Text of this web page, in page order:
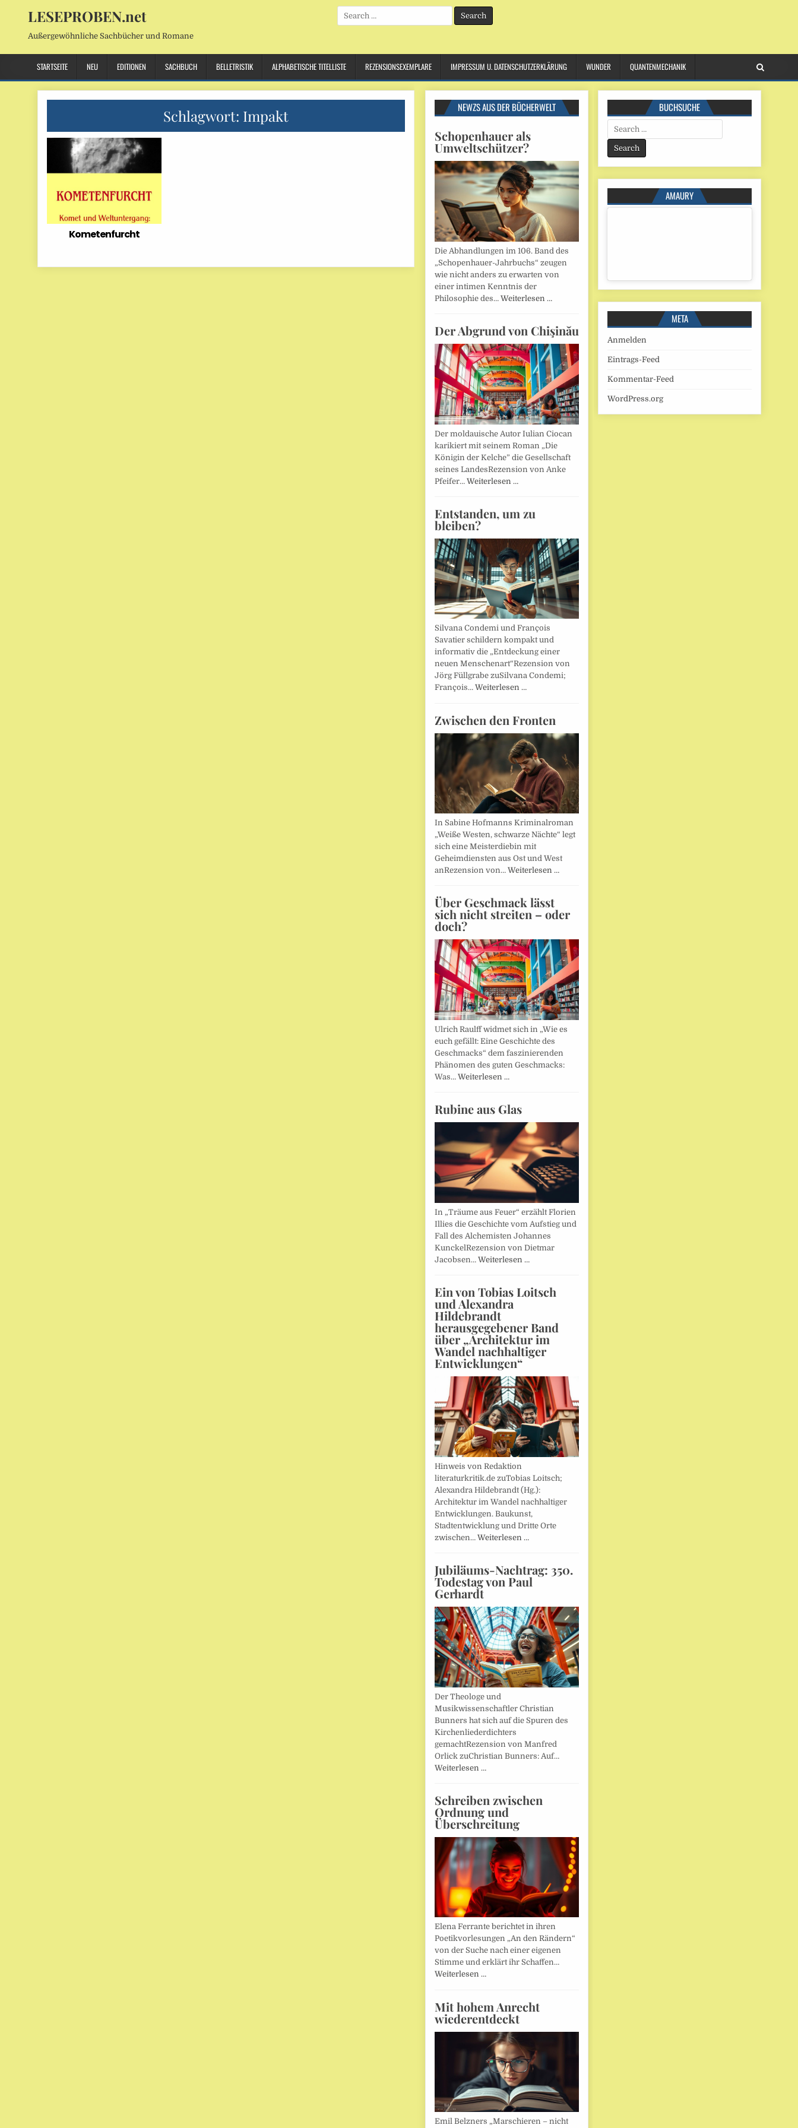
LESEPROBEN.net
Außergewöhnliche Sachbücher und Romane
Search
for:
STARTSEITE NEU EDITIONEN SACHBUCH BELLETRISTIK ALPHABETISCHE TITELLISTE REZENSIONSEXEMPLARE IMPRESSUM U. DATENSCHUTZERKLÄRUNG WUNDER QUANTENMECHANIK
Schlagwort: Impakt
Kometenfurcht
NEWZS AUS DER BÜCHERWELT
Schopenhauer als
Umweltschützer?
Die Abhandlungen im 106. Band des
„Schopenhauer-Jahrbuchs“ zeugen
wie nicht anders zu erwarten von
einer intimen Kenntnis der
Philosophie des… Weiterlesen …
Der Abgrund von Chişinău
Der moldauische Autor Iulian Ciocan
karikiert mit seinem Roman „Die
Königin der Kelche” die Gesellschaft
seines LandesRezension von Anke
Pfeifer… Weiterlesen …
Entstanden, um zu
bleiben?
Silvana Condemi und François
Savatier schildern kompakt und
informativ die „Entdeckung einer
neuen Menschenart“Rezension von
Jörg Füllgrabe zuSilvana Condemi;
François… Weiterlesen …
Zwischen den Fronten
In Sabine Hofmanns Kriminalroman
„Weiße Westen, schwarze Nächte“ legt
sich eine Meisterdiebin mit
Geheimdiensten aus Ost und West
anRezension von… Weiterlesen …
Über Geschmack lässt
sich nicht streiten – oder
doch?
Ulrich Raulff widmet sich in „Wie es
euch gefällt: Eine Geschichte des
Geschmacks“ dem faszinierenden
Phänomen des guten Geschmacks:
Was… Weiterlesen …
Rubine aus Glas
In „Träume aus Feuer“ erzählt Florien
Illies die Geschichte vom Aufstieg und
Fall des Alchemisten Johannes
KunckelRezension von Dietmar
Jacobsen… Weiterlesen …
Ein von Tobias Loitsch
und Alexandra
Hildebrandt
herausgegebener Band
über „Architektur im
Wandel nachhaltiger
Entwicklungen“
Hinweis von Redaktion
literaturkritik.de zuTobias Loitsch;
Alexandra Hildebrandt (Hg.):
Architektur im Wandel nachhaltiger
Entwicklungen. Baukunst,
Stadtentwicklung und Dritte Orte
zwischen… Weiterlesen …
Jubiläums-Nachtrag: 350.
Todestag von Paul
Gerhardt
Der Theologe und
Musikwissenschaftler Christian
Bunners hat sich auf die Spuren des
Kirchenliederdichters
gemachtRezension von Manfred
Orlick zuChristian Bunners: Auf…
Weiterlesen …
Schreiben zwischen
Ordnung und
Überschreitung
Elena Ferrante berichtet in ihren
Poetikvorlesungen „An den Rändern“
von der Suche nach einer eigenen
Stimme und erklärt ihr Schaffen…
Weiterlesen …
Mit hohem Anrecht
wiederentdeckt
Emil Belzners „Marschieren – nicht
BUCHSUCHE
Search
for:
AMAURY
META
Anmelden
Eintrags-Feed
Kommentar-Feed
WordPress.org